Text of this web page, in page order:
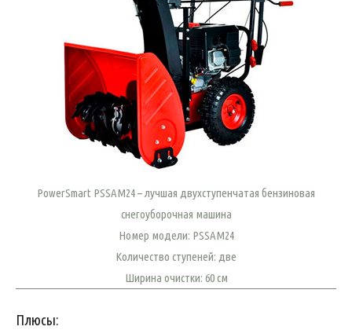
PowerSmart PSSAM24 – лучшая двухступенчатая бензиновая
снегоуборочная машина
Номер модели: PSSAM24
Количество ступеней: две
Ширина очистки: 60 см
Плюсы: